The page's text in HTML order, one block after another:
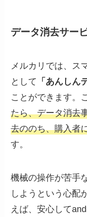
データ消去サー
メルカリでは、ス
として 「あんしん
ことができます。
たら、データ消去
去ののち、購入者
す。
機械の操作が苦手
しようという心配
えば、安心して